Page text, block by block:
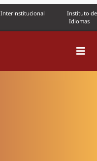
Interinstitucional
Instituto de
Idiomas